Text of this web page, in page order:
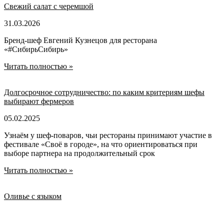
Свежий салат с черемшой
31.03.2026
Бренд-шеф Евгений Кузнецов для ресторана
«#СибирьСибирь»
Читать полностью »
Долгосрочное сотрудничество: по каким критериям шефы
выбирают фермеров
05.02.2025
Узнаём у шеф-поваров, чьи рестораны принимают участие в
фестивале «Своё в городе», на что ориентироваться при
выборе партнера на продолжительный срок
Читать полностью »
Оливье с языком